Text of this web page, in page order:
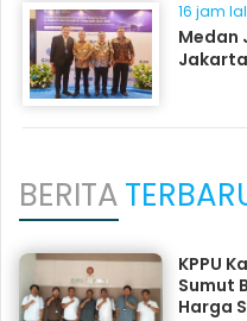
16 jam
Medan
BERITA
KPPU
Sumut
Harga